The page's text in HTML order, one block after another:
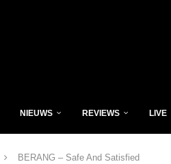
NIEUWS REVIEWS LIVE
BERANG – Safe And Satisfied